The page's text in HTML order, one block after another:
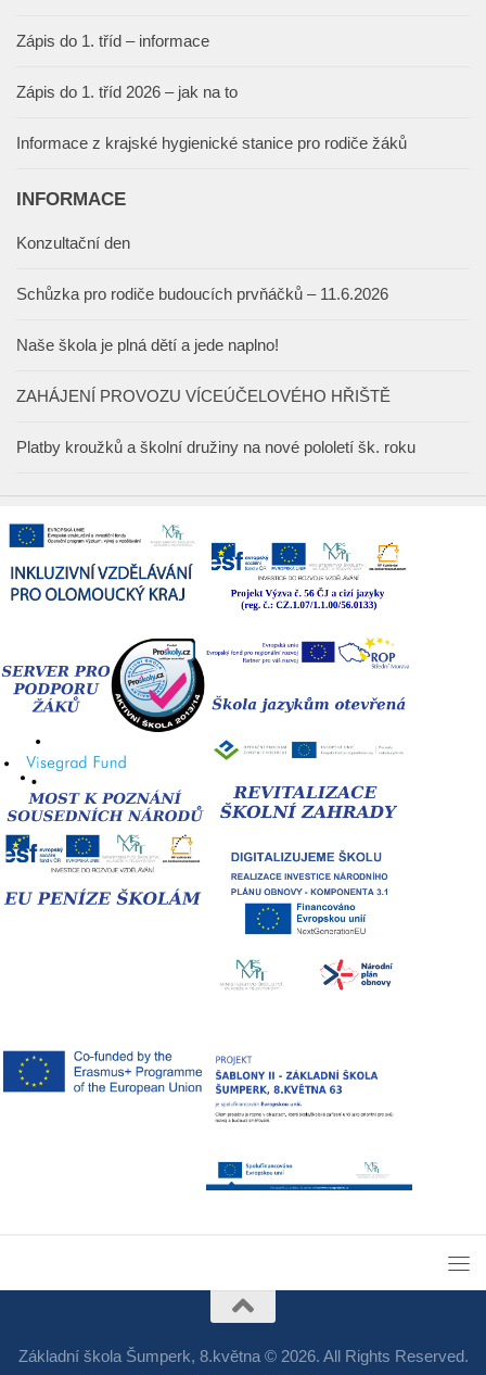
Zápis do 1. tříd – informace
Zápis do 1. tříd 2026 – jak na to
Informace z krajské hygienické stanice pro rodiče žáků
INFORMACE
Konzultační den
Schůzka pro rodiče budoucích prvňáčků – 11.6.2026
Naše škola je plná dětí a jede naplno!
ZAHÁJENÍ PROVOZU VÍCEÚČELOVÉHO HŘIŠTĚ
Platby kroužků a školní družiny na nové pololetí šk. roku
Základní škola Šumperk, 8.května © 2026. All Rights Reserved.